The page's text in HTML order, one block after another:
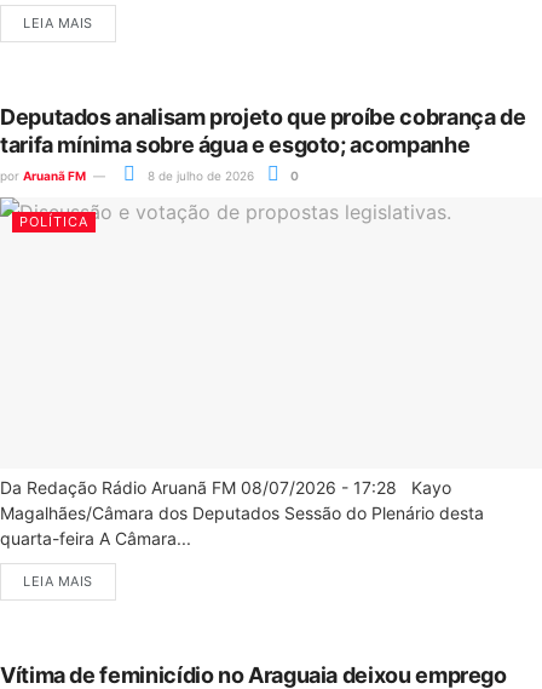
LEIA MAIS
Deputados analisam projeto que proíbe cobrança de
tarifa mínima sobre água e esgoto; acompanhe
por Aruanã FM 8 de julho de 2026 0
POLÍTICA
Da Redação Rádio Aruanã FM 08/07/2026 - 17:28 Kayo
Magalhães/Câmara dos Deputados Sessão do Plenário desta
quarta-feira A Câmara...
LEIA MAIS
Vítima de feminicídio no Araguaia deixou emprego